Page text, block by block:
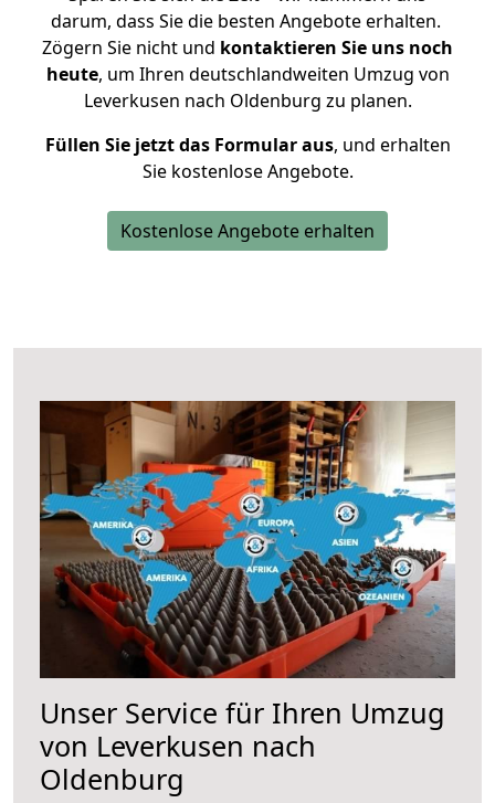
darum, dass Sie die besten Angebote erhalten.
Zögern Sie nicht und kontaktieren Sie uns noch
heute, um Ihren deutschlandweiten Umzug von
Leverkusen nach Oldenburg zu planen.
Füllen Sie jetzt das Formular aus, und erhalten
Sie kostenlose Angebote.
Kostenlose Angebote erhalten
Unser Service für Ihren Umzug
von Leverkusen nach
Oldenburg